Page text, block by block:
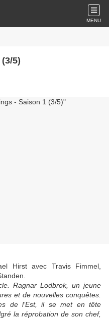
MENU
5)
Hirst avec Travis Fimmel,
Ragnar Lodbrok, un jeune
et de nouvelles conquêtes.
de l’Est, il se met en tête
la réprobation de son chef,